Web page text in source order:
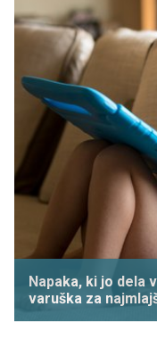
Napaka, ki jo dela
varuška za